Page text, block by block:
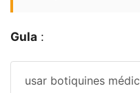
Gula :
usar botiquines